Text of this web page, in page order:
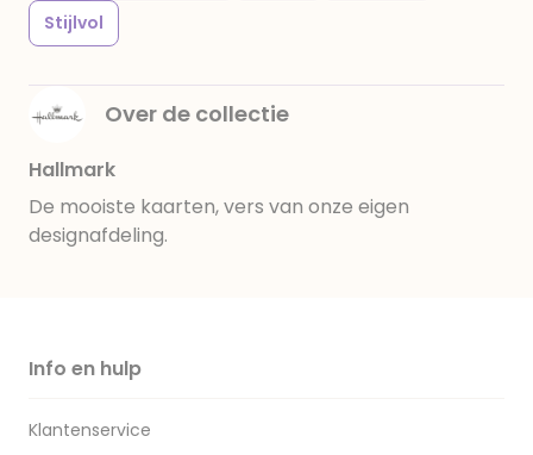
Stijlvol
Over de collectie
Hallmark
De mooiste kaarten, vers van onze eigen
designafdeling.
Info en hulp
Klantenservice